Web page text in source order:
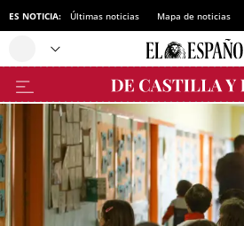
ES NOTICIA: Últimas noticias Mapa de noticias